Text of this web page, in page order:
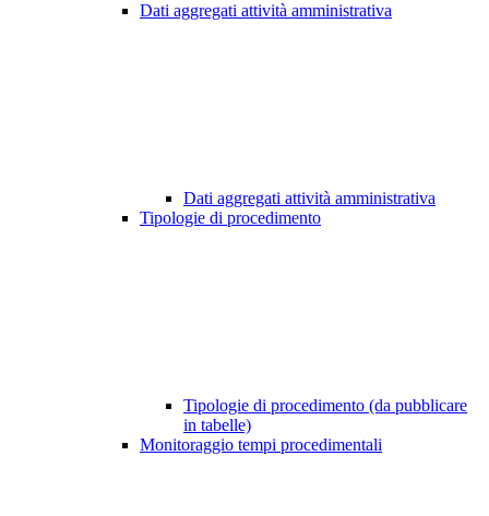
Dati aggregati attività amministrativa
Dati aggregati attività amministrativa
Tipologie di procedimento
Tipologie di procedimento (da pubblicare
in tabelle)
Monitoraggio tempi procedimentali